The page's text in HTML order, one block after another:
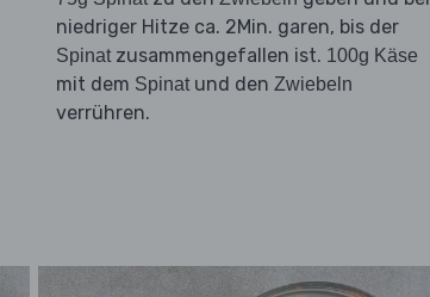
niedriger Hitze ca. 2Min. garen, bis der
Spinatzusammengefallen ist. 100g Käse
mit dem Spinatund den Zwiebeln
verrühren.